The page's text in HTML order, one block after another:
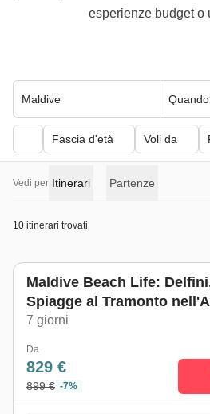
esperienze budget o
Maldive
Fascia d'età Voli da
Vedi per Itinerari Partenze
10 itinerari trovati
Maldive Beach Life:
Spiagge al Tramonto
7 giorni
Da
829 €
899 € -7%